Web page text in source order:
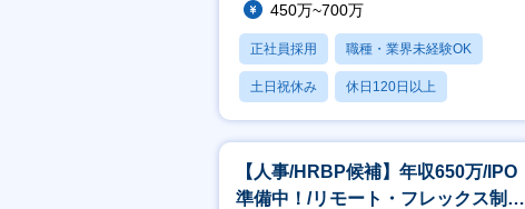
450万~700万
正社員採用 職種・業界未経験OK
土日祝休み 休日120日以上
転勤なし
【人事/HRBP候補】年収650万/IPO
準備中！/リモート・フレックス制度